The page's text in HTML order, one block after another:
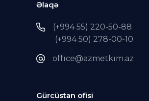
Əlaqə
(+994 55) 220-50-88
(+994 50) 278-00-10
office@azmetkim.az
Gürcüstan ofisi